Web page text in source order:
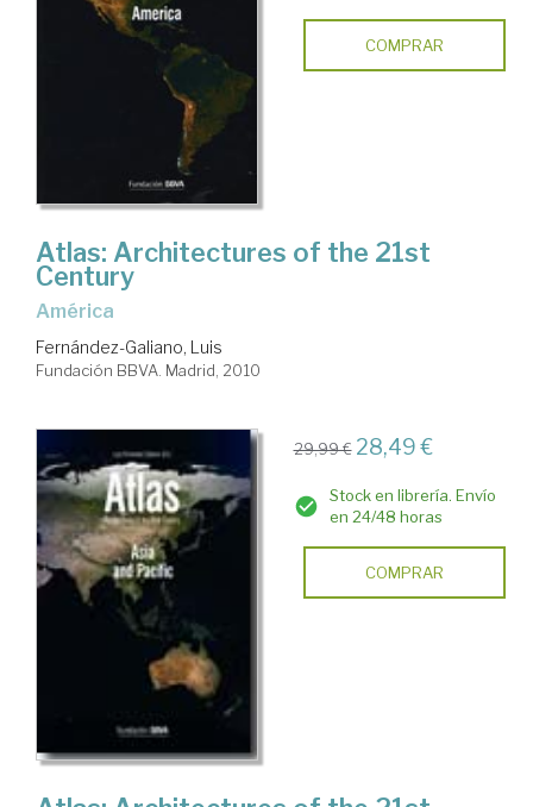
COMPRAR
Atlas: Architectures of the 21st
Century
América
Fernández-Galiano, Luis
Fundación BBVA. Madrid, 2010
29,99 € 28,49 €
Stock en librería. Envío
en 24/48 horas
COMPRAR